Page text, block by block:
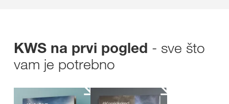
KWS na prvi pogled - sve što
vam je potrebno